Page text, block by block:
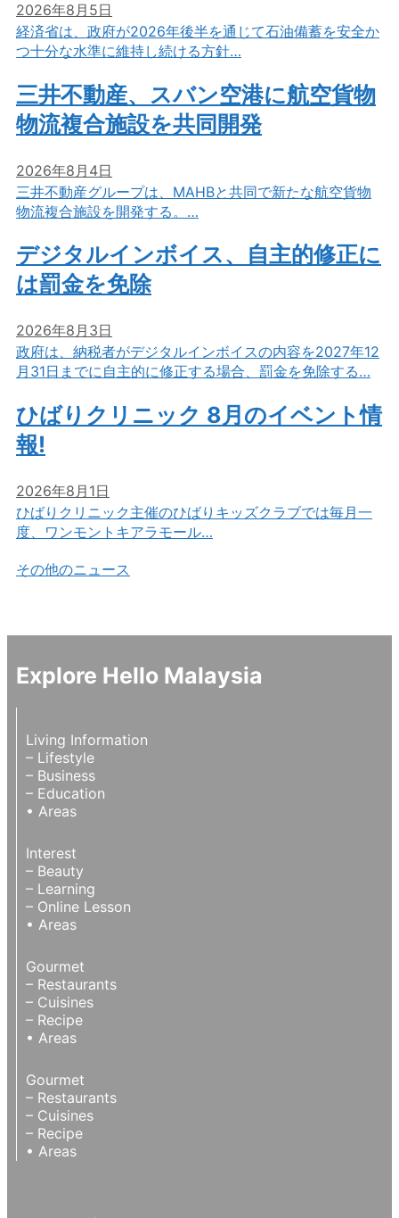
2026年8月5日
経済省は、政府が2026年後半を通じて石油備蓄を安全か
つ十分な水準に維持し続ける方針…
三井不動産、スバン空港に航空貨物
物流複合施設を共同開発
2026年8月4日
三井不動産グループは、MAHBと共同で新たな航空貨物
物流複合施設を開発する。…
デジタルインボイス、自主的修正に
は罰金を免除
2026年8月3日
政府は、納税者がデジタルインボイスの内容を2027年12
月31日までに自主的に修正する場合、罰金を免除する…
ひばりクリニック 8月のイベント情
報!
2026年8月1日
ひばりクリニック主催のひばりキッズクラブでは毎月一
度、ワンモントキアラモール…
その他のニュース
Explore Hello Malaysia
Living Information
– Lifestyle
– Business
– Education
• Areas
Interest
– Beauty
– Learning
– Online Lesson
• Areas
Gourmet
– Restaurants
– Cuisines
– Recipe
• Areas
Gourmet
– Restaurants
– Cuisines
– Recipe
• Areas